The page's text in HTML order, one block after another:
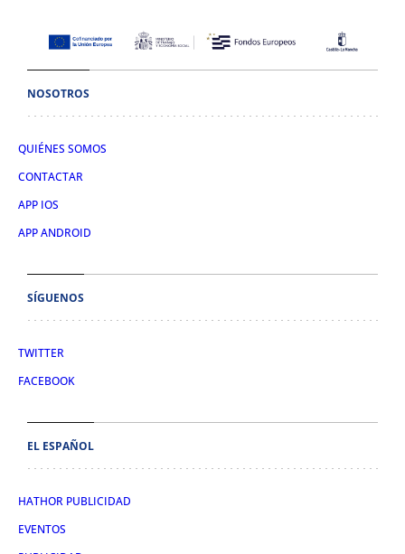
NOSOTROS
QUIÉNES SOMOS
CONTACTAR
APP IOS
APP ANDROID
SÍGUENOS
TWITTER
FACEBOOK
EL ESPAÑOL
HATHOR PUBLICIDAD
EVENTOS